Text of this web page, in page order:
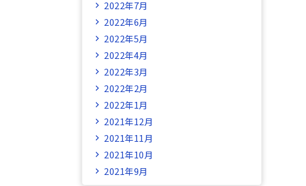
2022年7月
2022年6月
2022年5月
2022年4月
2022年3月
2022年2月
2022年1月
2021年12月
2021年11月
2021年10月
2021年9月